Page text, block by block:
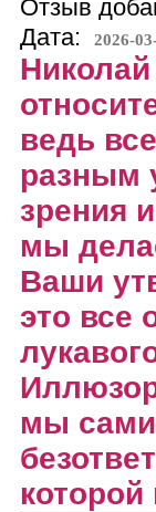
Отзыв
Дата:
2026-
ведь
разным
зрения
мы
Ваши
это все
мы